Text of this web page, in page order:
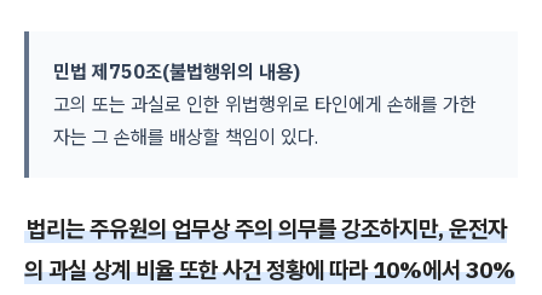
민법 제750조(불법행위의 내용)
고의 또는 과실로 인한 위법행위로 타인에게 손해를 가한
자는 그 손해를 배상할 책임이 있다.
법리는 주유원의 업무상 주의 의무를 강조하지만, 운전자
의 과실 상계 비율 또한 사건 정황에 따라 10%에서 30%